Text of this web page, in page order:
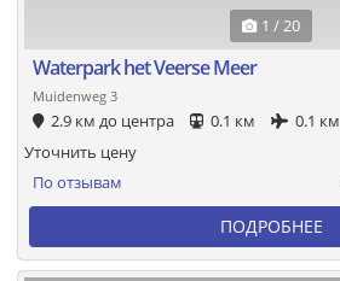
1 / 20
Waterpark het Veerse Meer
Muidenweg 3
2.9 км до центра 0.1 км 0.1 км
По отзывам
Уточнить цену
ПОДРОБНЕЕ